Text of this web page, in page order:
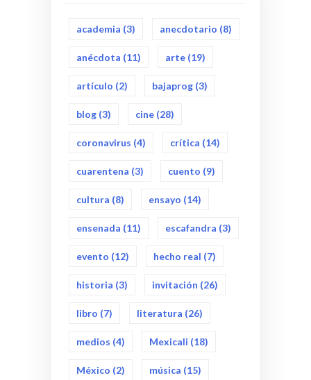
academia (3) anecdotario (8)
anécdota (11) arte (19)
artículo (2) bajaprog (3)
blog (3) cine (28)
coronavirus (4) crítica (14)
cuarentena (3) cuento (9)
cultura (8) ensayo (14)
ensenada (11) escafandra (3)
evento (12) hecho real (7)
historia (3) invitación (26)
libro (7) literatura (26)
medios (4) Mexicali (18)
México (2) música (15)